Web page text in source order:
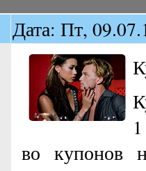
Дата: Пт,
во купонов